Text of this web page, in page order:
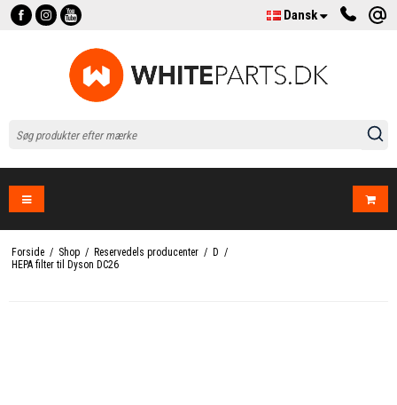
Dansk
Forside / Shop / Reservedels producenter / D /
HEPA filter til Dyson DC26